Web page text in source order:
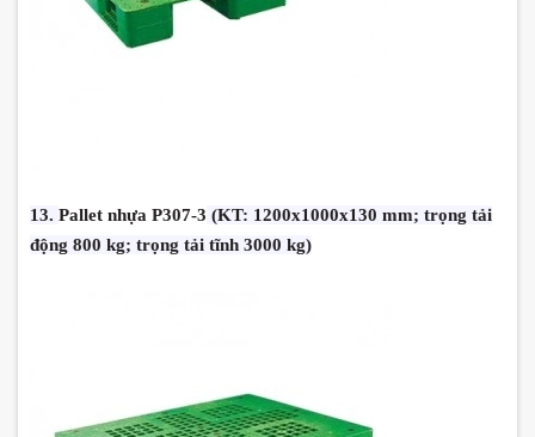
13. Pallet nhựa P307-3 (KT: 1200x1000x130 mm; trọng tải
động 800 kg; trọng tải tĩnh 3000 kg)